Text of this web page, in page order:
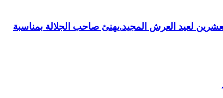
لعيد العرش المجيد.يهنئ صاحب الجلالة بمناسبة